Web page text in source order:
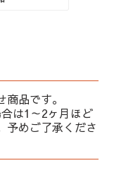
品です。
は1～2ヶ月ほど
予めご了承くださ